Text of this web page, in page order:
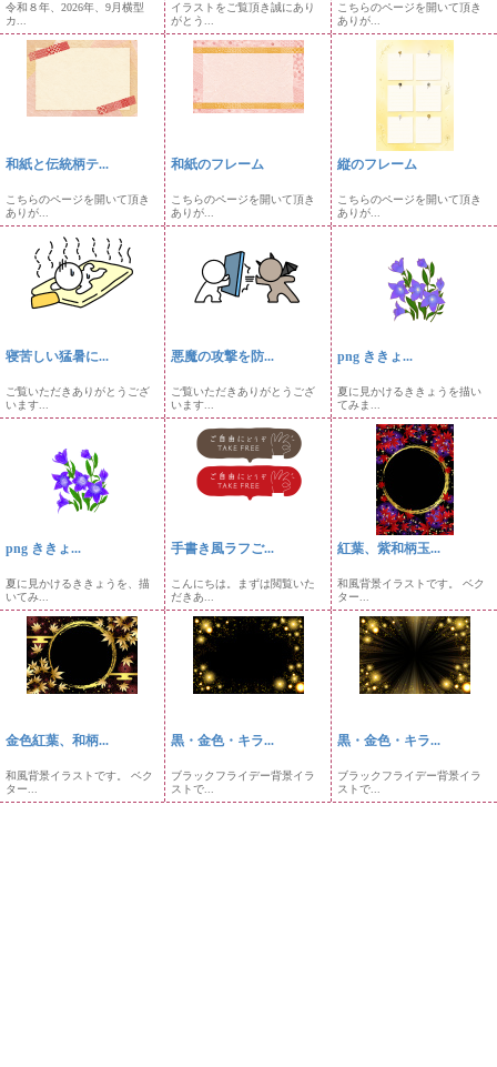
令和８年、2026年、9月横型
カ...
イラストをご覧頂き誠にあり
がとう...
こちらのページを開いて頂き
ありが...
和紙と伝統柄テ...
こちらのページを開いて頂き
ありが...
和紙のフレーム
こちらのページを開いて頂き
ありが...
縦のフレーム
こちらのページを開いて頂き
ありが...
寝苦しい猛暑に...
ご覧いただきありがとうござ
います...
悪魔の攻撃を防...
ご覧いただきありがとうござ
います...
png ききょ...
夏に見かけるききょうを描い
てみま...
png ききょ...
夏に見かけるききょうを、描
いてみ...
手書き風ラフご...
こんにちは。まずは閲覧いた
だきあ...
紅葉、紫和柄玉...
和風背景イラストです。 ベク
ター...
金色紅葉、和柄...
和風背景イラストです。 ベク
ター...
黒・金色・キラ...
ブラックフライデー背景イラ
ストで...
黒・金色・キラ...
ブラックフライデー背景イラ
ストで...